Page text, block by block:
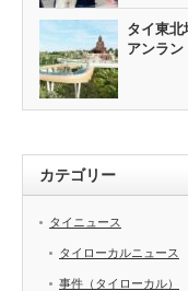
タイ東北
アンラン
カテゴリー
タイニュース
タイローカルニュース
事件（タイローカル）